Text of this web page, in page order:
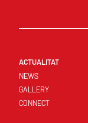
ACTUALITAT
NEWS
GALLERY
CONNECT